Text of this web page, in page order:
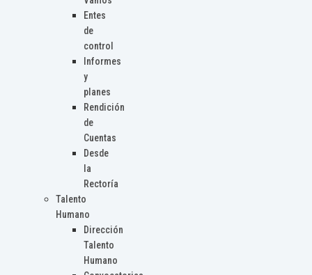
Entes
de
control
Informes
y
planes
Rendición
de
Cuentas
Desde
la
Rectoría
Talento
Humano
Dirección
Talento
Humano